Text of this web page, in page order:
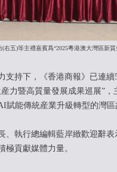
五)等主禮嘉賓爲“2025粵港澳大灣區新
持下，《香港商報》已連續
力暨高質量發展成果巡展”
能傳統産業升級轉型的灣區
執行總編輯藍岸緻歡迎辭表
極貢獻媒體力量。